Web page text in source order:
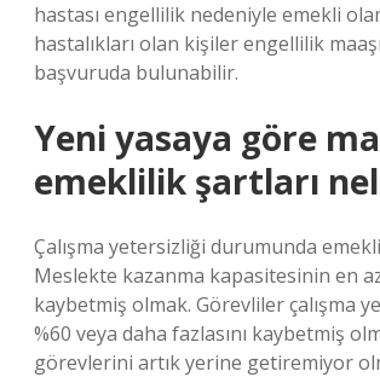
hastası engellilik nedeniyle emekli
hastalıkları olan kişiler engellilik
başvuruda bulunabilir.
Yeni yasaya göre
emeklilik şartları
Çalışma yetersizliği durumunda
Meslekte kazanma kapasitesinin en az
kaybetmiş olmak. Görevliler çalışma
%60 veya daha fazlasını kaybetmiş
görevlerini artık yerine getiremiyor